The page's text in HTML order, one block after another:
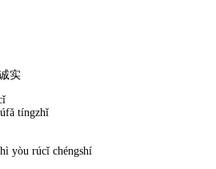
实
tíngzhǐ
yòu rúcǐ chéngshí